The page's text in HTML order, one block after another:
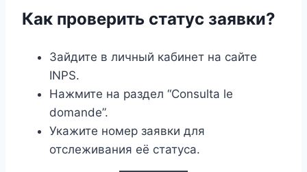
Как проверить статус заявки?
Зайдите в личный кабинет на сайте
INPS.
Нажмите на раздел “Consulta le
domande”.
Укажите номер заявки для
отслеживания её статуса.